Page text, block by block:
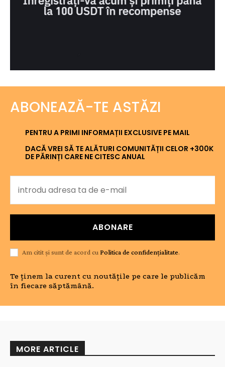
ABONEAZĂ-TE ASTĂZI
PENTRU A PRIMI INFORMAȚII EXCLUSIVE PE MAIL
DACĂ VREI SĂ TE ALĂTURI COMUNITĂȚII CELOR +300K
DE PĂRINȚI CARE NE CITESC ANUAL
ABONARE
Am citit și sunt de acord cu Politica de confidențialitate.
Te ținem la curent cu noutățile pe care le publicăm
în fiecare săptămână.
MORE ARTICLE